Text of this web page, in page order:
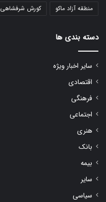
منطقه آزاد ماکو
کورش شرفشاهی
دسته بندی ها
سایر اخبار ویژه
اقتصادی
فرهنگی
اجتماعی
هنری
بانک
بیمه
سایر
سیاسی